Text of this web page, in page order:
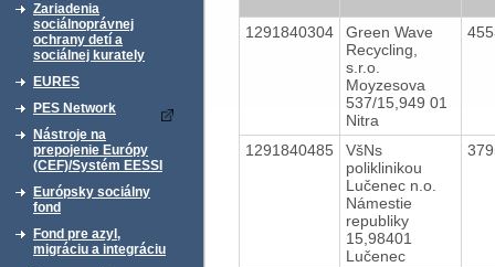
Zariadenia
sociálnoprávnej
ochrany detí a
sociálnej kurately
EURES
PES Network
Nástroje na
prepojenie Európy
(CEF)/Systém EESSI
Európsky sociálny
fond
Fond pre azyl,
migráciu a integráciu
1291840304
Green Wave
Recycling,
s.r.o.
Moyzesova
537/15,949 01
Nitra
1291840485
VšNs
poliklinikou
Lučenec n.o.
Námestie
republiky
15,98401
Lučenec